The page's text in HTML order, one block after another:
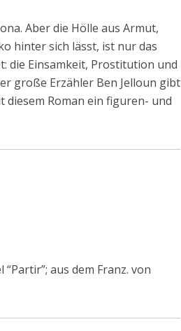
Aber die Hölle aus Armut,
hinter sich lässt, ist nur das
die Einsamkeit, Prostitution und
große Erzähler Ben Jelloun gibt
diesem Roman ein figuren- und
aus dem Franz. von